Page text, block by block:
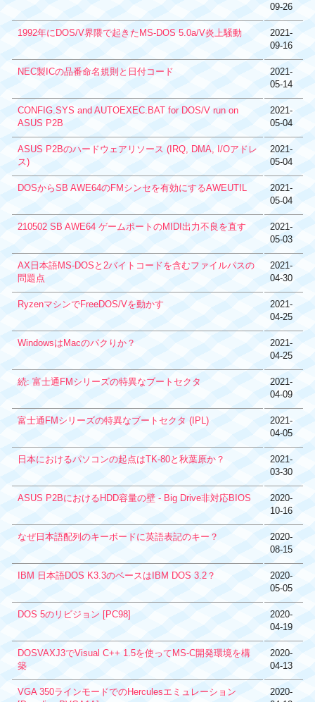
09-26
1992年にDOS/V界隈で起きたMS-DOS 5.0a/V炎上騒動
2021-
09-16
NEC製ICの品番命名規則と日付コード
2021-
05-14
CONFIG.SYS and AUTOEXEC.BAT for DOS/V run on
ASUS P2B
2021-
05-04
ASUS P2Bのハードウェアリソース (IRQ, DMA, I/Oアドレ
ス)
2021-
05-04
DOSからSB AWE64のFMシンセを有効にするAWEUTIL
2021-
05-04
210502 SB AWE64 ゲームポートのMIDI出力不良を直す
2021-
05-03
AX日本語MS-DOSと2バイトコードを含むファイルパスの
問題点
2021-
04-30
RyzenマシンでFreeDOS/Vを動かす
2021-
04-25
WindowsはMacのパクりか？
2021-
04-25
続: 富士通FMシリーズの特異なブートセクタ
2021-
04-09
富士通FMシリーズの特異なブートセクタ (IPL)
2021-
04-05
日本におけるパソコンの起点はTK-80と秋葉原か？
2021-
03-30
ASUS P2BにおけるHDD容量の壁 - Big Drive非対応BIOS
2020-
10-16
なぜ日本語配列のキーボードに英語表記のキー？
2020-
08-15
IBM 日本語DOS K3.3のベースはIBM DOS 3.2？
2020-
05-05
DOS 5のリビジョン [PC98]
2020-
04-19
DOSVAXJ3でVisual C++ 1.5を使ってMS-C開発環境を構
築
2020-
04-13
VGA 350ラインモードでのHerculesエミュレーション
2020-